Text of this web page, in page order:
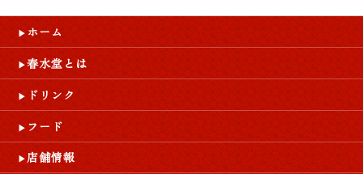
ホーム
春水堂とは
ドリンク
フード
店舗情報